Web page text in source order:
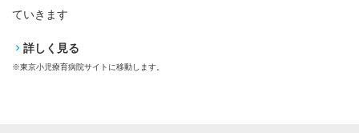
ていきます
詳しく見る
※東京小児療育病院サイトに移動します。